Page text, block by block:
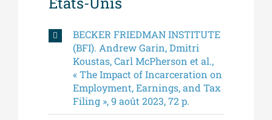
BECKER FRIEDMAN INSTITUTE
(BFI). Andrew Garin, Dmitri
Koustas, Carl McPherson et al.,
« The Impact of Incarceration on
Employment, Earnings, and Tax
Filing », 9 août 2023, 72 p.